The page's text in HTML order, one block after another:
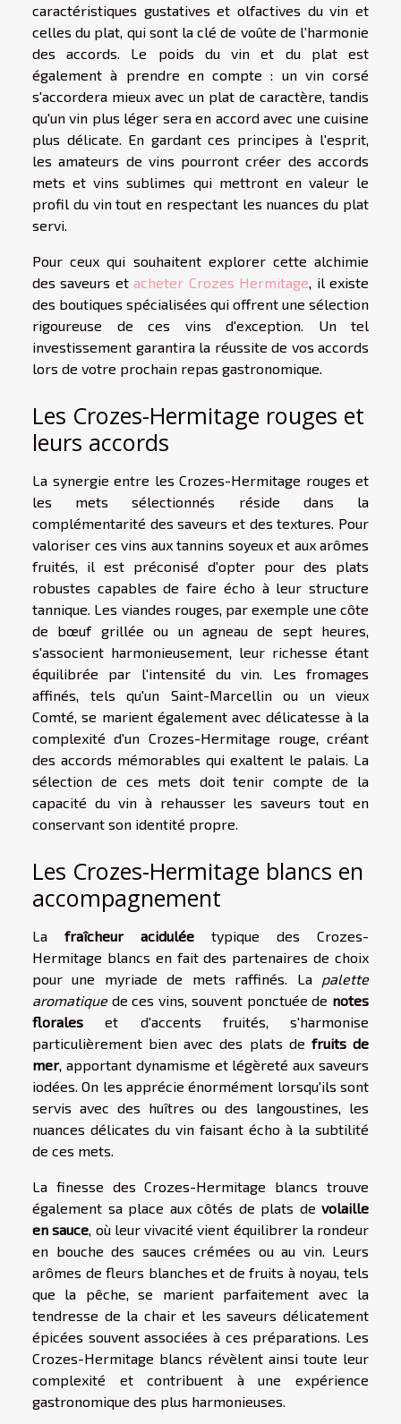
caractéristiques gustatives et olfactives du vin et
celles du plat, qui sont la clé de voûte de l'harmonie
des accords. Le poids du vin et du plat est
également à prendre en compte : un vin corsé
s'accordera mieux avec un plat de caractère, tandis
qu'un vin plus léger sera en accord avec une cuisine
plus délicate. En gardant ces principes à l'esprit,
les amateurs de vins pourront créer des accords
mets et vins sublimes qui mettront en valeur le
profil du vin tout en respectant les nuances du plat
servi.
Pour ceux qui souhaitent explorer cette alchimie
des saveurs etacheter Crozes Hermitage, il existe
des boutiques spécialisées qui offrent une sélection
rigoureuse de ces vins d'exception. Un tel
investissement garantira la réussite de vos accords
lors de votre prochain repas gastronomique.
Les Crozes-Hermitage rouges et
leurs accords
La synergie entre les Crozes-Hermitage rouges et
les mets sélectionnés réside dans la
complémentarité des saveurs et des textures. Pour
valoriser ces vins aux tannins soyeux et aux arômes
fruités, il est préconisé d'opter pour des plats
robustes capables de faire écho à leur structure
tannique. Les viandes rouges, par exemple une côte
de bœuf grillée ou un agneau de sept heures,
s'associent harmonieusement, leur richesse étant
équilibrée par l'intensité du vin. Les fromages
affinés, tels qu'un Saint-Marcellin ou un vieux
Comté, se marient également avec délicatesse à la
complexité d'un Crozes-Hermitage rouge, créant
des accords mémorables qui exaltent le palais. La
sélection de ces mets doit tenir compte de la
capacité du vin à rehausser les saveurs tout en
conservant son identité propre.
Les Crozes-Hermitage blancs en
accompagnement
La fraîcheur acidulée typique des Crozes-
Hermitage blancs en fait des partenaires de choix
pour une myriade de mets raffinés. La palette
aromatiquede ces vins, souvent ponctuée de notes
florales et d'accents fruités, s'harmonise
particulièrement bien avec des plats de fruits de
mer, apportant dynamisme et légèreté aux saveurs
iodées. On les apprécie énormément lorsqu'ils sont
servis avec des huîtres ou des langoustines, les
nuances délicates du vin faisant écho à la subtilité
de ces mets.
La finesse des Crozes-Hermitage blancs trouve
également sa place aux côtés de plats de volaille
en sauce, où leur vivacité vient équilibrer la rondeur
en bouche des sauces crémées ou au vin. Leurs
arômes de fleurs blanches et de fruits à noyau, tels
que la pêche, se marient parfaitement avec la
tendresse de la chair et les saveurs délicatement
épicées souvent associées à ces préparations. Les
Crozes-Hermitage blancs révèlent ainsi toute leur
complexité et contribuent à une expérience
gastronomique des plus harmonieuses.